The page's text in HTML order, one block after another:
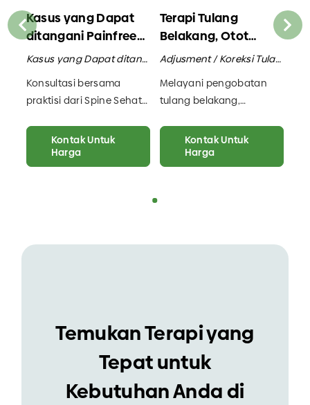
Kasus yang Dapat
ditangani Painfree
Sehat
Kasus yang Dapat ditangani Painfree Sehat / Konsultasi dengan Praktisi
Konsultasi bersama
praktisi dari Spine Sehat
masalah tulang belakang
Anda. Jadikan Spine
Sehat klinik spesialis
Kontak Untuk
Harga
Terapi Tulang
Belakang, Otot
Persendian untuk
Adjusment / Koreksi Tulang Belakang / Manipulasi Tulang Belakang
Melayani pengobatan
tulang belakang,
persendian dengan
metode adjustment.
Kunjungi Spine Sehat
Kontak Untuk
Harga
Temukan Terapi yang
Tepat untuk
Kebutuhan Anda di